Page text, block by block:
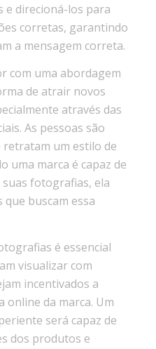
e direcioná-los para
corretas, garantindo
a mensagem correta.
com uma abordagem
de atrair novos
através das
As pessoas são
um estilo de
uma marca é capaz de
fotografias, ela
buscam essa
é essencial
visualizar com
incentivados a
online da marca. Um
será capaz de
dos produtos e